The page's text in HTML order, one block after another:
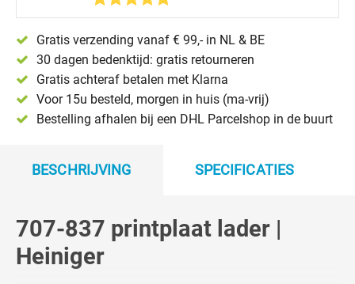
Gratis verzending vanaf € 99,- in NL & BE
30 dagen bedenktijd: gratis retourneren
Gratis achteraf betalen met Klarna
Voor 15u besteld, morgen in huis (ma-vrij)
Bestelling afhalen bij een DHL Parcelshop in de buurt
BESCHRIJVING SPECIFICATIES
707-837 printplaat lader |
Heiniger